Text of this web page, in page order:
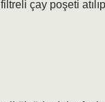
çay poşeti atılıp